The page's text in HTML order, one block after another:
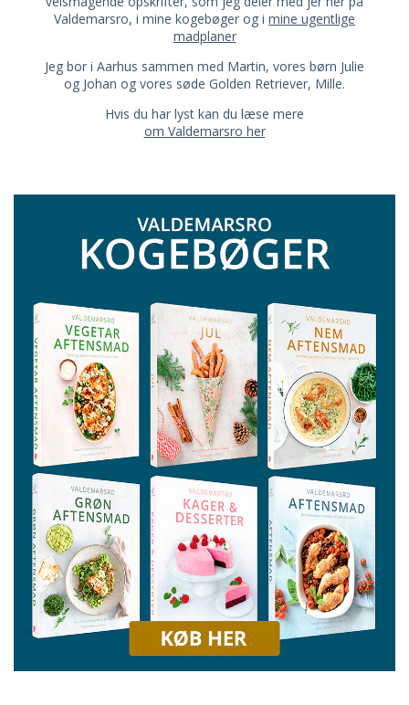
Valdemarsro, i mine kogebøger og i mine ugentlige
madplaner
Jeg bor i Aarhus sammen med Martin, vores børn Julie
og Johan og vores søde Golden Retriever, Mille.
Hvis du har lyst kan du læse mere
om Valdemarsro her